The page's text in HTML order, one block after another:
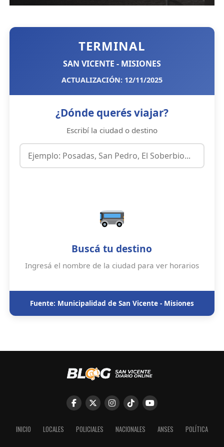
TERMINAL
SAN VICENTE - MISIONES
ACTUALIZACIÓN: 12/11/2025
¿Dónde querés viajar?
Escribí la ciudad o destino
Buscá tu destino
Ingresá el nombre de la ciudad para ver horarios
Fuente: Municipalidad de San Vicente - Misiones
INICIO LOCALES POLICIALES NACIONALES ANSES POLÍTICA